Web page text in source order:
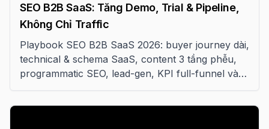
SEO B2B SaaS: Tăng Demo, Trial & Pipeline,
Không Chỉ Traffic
Playbook SEO B2B SaaS 2026: buyer journey dài,
technical & schema SaaS, content 3 tầng phễu,
programmatic SEO, lead-gen, KPI full-funnel và